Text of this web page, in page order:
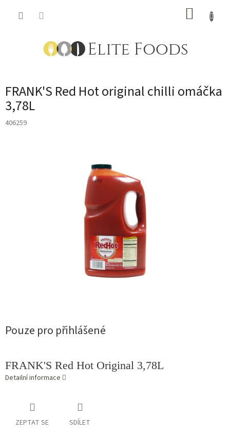
FRANK'S Red Hot original chilli omáčka
3,78L
406259
Pouze pro přihlášené
FRANK'S Red Hot Original 3,78L
Detailní informace
ZEPTAT SE SDÍLET